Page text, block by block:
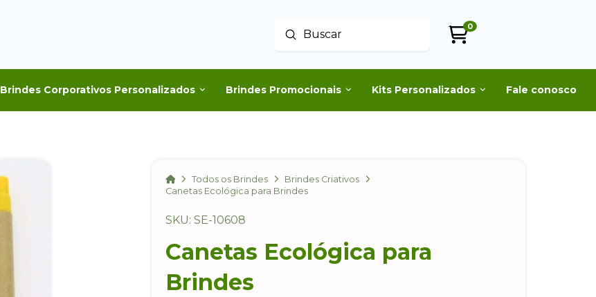
Buscar
Enviar
0
Brindes Corporativos Personalizados Brindes Promocionais Kits Personalizados Fale conosco
HomeTodos os Brindes
Brindes Criativos
Canetas Ecológica para Brindes
SKU: SE-10608
Canetas Ecológica para
Brindes